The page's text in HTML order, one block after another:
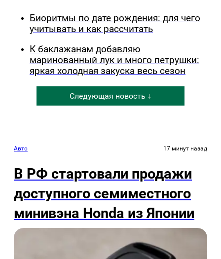
Биоритмы по дате рождения: для чего
учитывать и как рассчитать
К баклажанам добавляю
маринованный лук и много петрушки:
яркая холодная закуска весь сезон
Следующая новость ↓
Авто 17 минут назад
В РФ стартовали продажи
доступного семиместного
минивэна Honda из Японии